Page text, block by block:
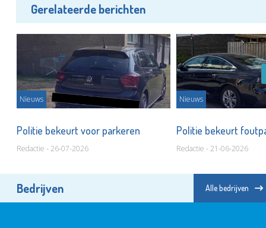
Gerelateerde berichten
Nieuws
Politie bekeurt voor parkeren
Redactie - 26-07-2026
Nieuws
Politie bekeurt
Redactie - 21-06-2026
Bedrijven Alle bedrijven